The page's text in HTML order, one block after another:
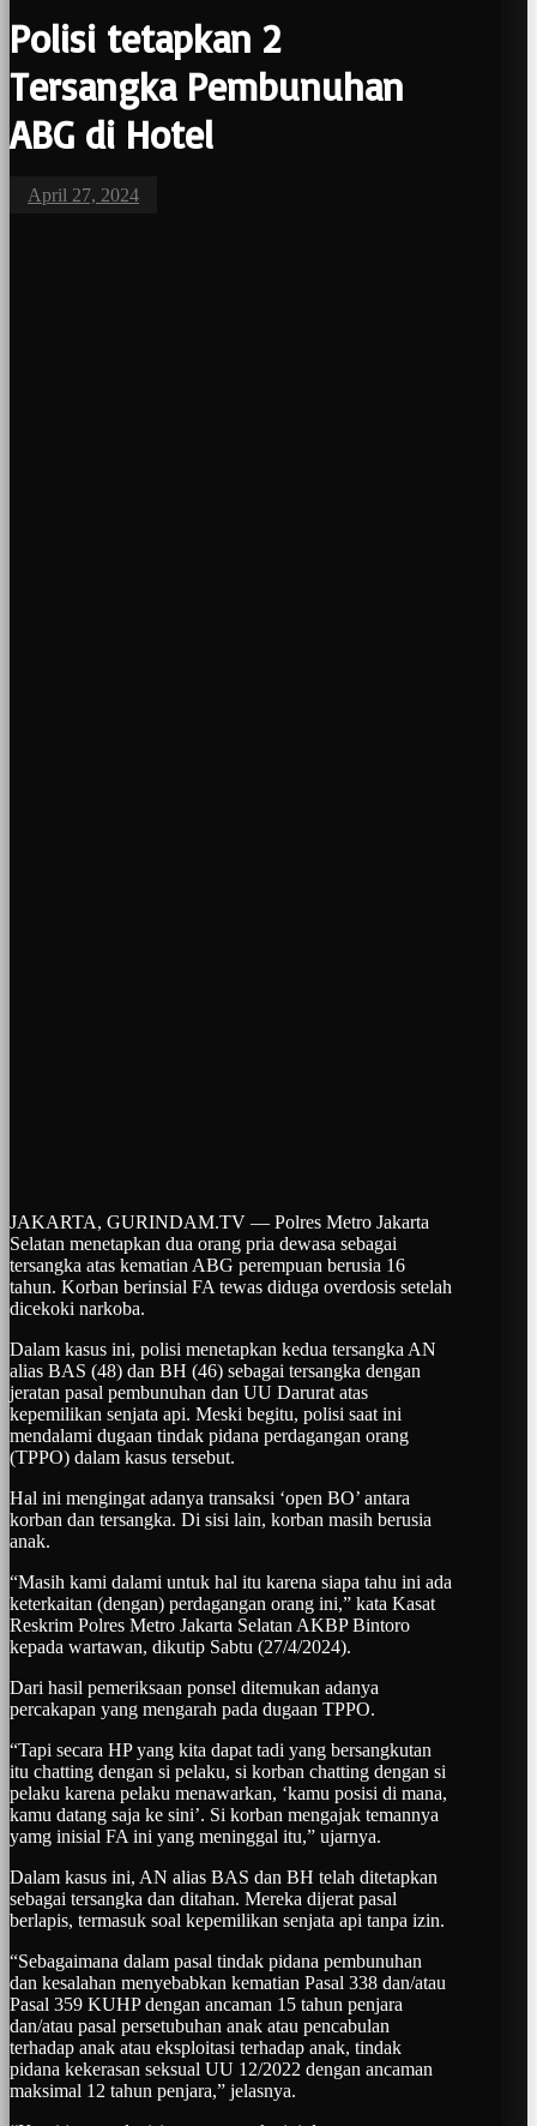
Polisi tetapkan 2
Tersangka Pembunuhan
ABG di Hotel
April 27, 2024
JAKARTA, GURINDAM.TV — Polres Metro Jakarta
Selatan menetapkan dua orang pria dewasa sebagai
tersangka atas kematian ABG perempuan berusia 16
tahun. Korban berinsial FA tewas diduga overdosis setelah
dicekoki narkoba.
Dalam kasus ini, polisi menetapkan kedua tersangka AN
alias BAS (48) dan BH (46) sebagai tersangka dengan
jeratan pasal pembunuhan dan UU Darurat atas
kepemilikan senjata api. Meski begitu, polisi saat ini
mendalami dugaan tindak pidana perdagangan orang
(TPPO) dalam kasus tersebut.
Hal ini mengingat adanya transaksi ‘open BO’ antara
korban dan tersangka. Di sisi lain, korban masih berusia
anak.
“Masih kami dalami untuk hal itu karena siapa tahu ini ada
keterkaitan (dengan) perdagangan orang ini,” kata Kasat
Reskrim Polres Metro Jakarta Selatan AKBP Bintoro
kepada wartawan, dikutip Sabtu (27/4/2024).
Dari hasil pemeriksaan ponsel ditemukan adanya
percakapan yang mengarah pada dugaan TPPO.
“Tapi secara HP yang kita dapat tadi yang bersangkutan
itu chatting dengan si pelaku, si korban chatting dengan si
pelaku karena pelaku menawarkan, ‘kamu posisi di mana,
kamu datang saja ke sini’. Si korban mengajak temannya
yamg inisial FA ini yang meninggal itu,” ujarnya.
Dalam kasus ini, AN alias BAS dan BH telah ditetapkan
sebagai tersangka dan ditahan. Mereka dijerat pasal
berlapis, termasuk soal kepemilikan senjata api tanpa izin.
“Sebagaimana dalam pasal tindak pidana pembunuhan
dan kesalahan menyebabkan kematian Pasal 338 dan/atau
Pasal 359 KUHP dengan ancaman 15 tahun penjara
dan/atau pasal persetubuhan anak atau pencabulan
terhadap anak atau eksploitasi terhadap anak, tindak
pidana kekerasan seksual UU 12/2022 dengan ancaman
maksimal 12 tahun penjara,” jelasnya.